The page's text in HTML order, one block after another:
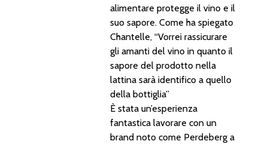
alimentare protegge il vino e il
suo sapore. Come ha spiegato
Chantelle, “Vorrei rassicurare
gli amanti del vino in quanto il
sapore del prodotto nella
lattina sarà identifico a quello
della bottiglia”
È stata un’esperienza
fantastica lavorare con un
brand noto come Perdeberg a